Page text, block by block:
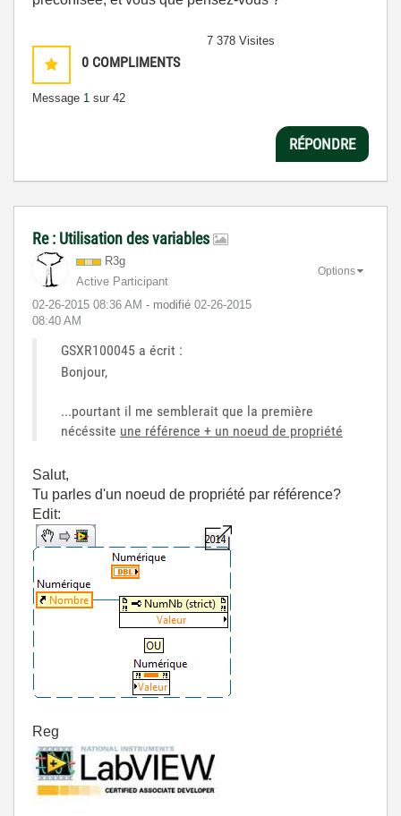
0 COMPLIMENTS
Message 1 sur 42
7 378 Visites
RÉPONDRE
Re : Utilisation des variables
R3g
Active Participant
‎02-26-2015 08:36 AM - modifié ‎02-26-2015
08:40 AM
Options
GSXR100045 a écrit :
Bonjour,
...pourtant il me semblerait que la première
nécéssite une référence + un noeud de propriété
Salut,
Tu parles d'un noeud de propriété par référence?
Edit:
Reg